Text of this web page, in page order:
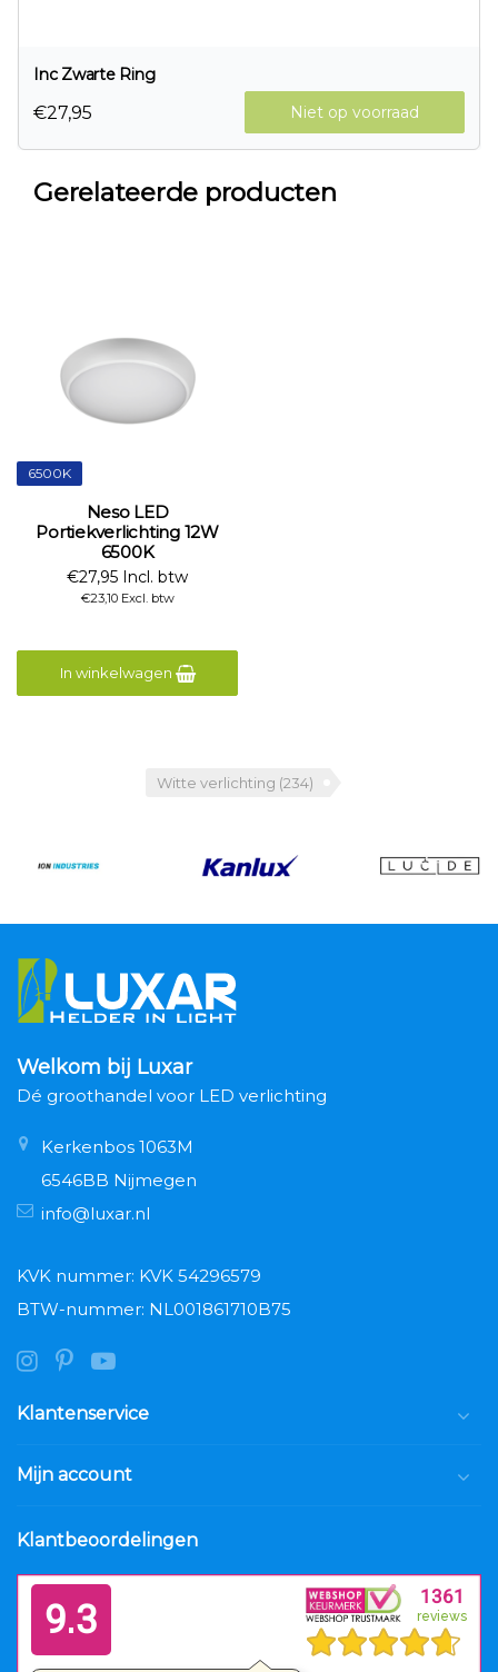
Inc Zwarte Ring
Niet op voorraad
€27,95
Gerelateerde producten
6500K
Neso LED
Portiekverlichting 12W
6500K
€27,95 Incl. btw
€23,10 Excl. btw
In winkelwagen
Witte verlichting (234)
Welkom bij Luxar
Dé groothandel voor LED verlichting
Kerkenbos 1063M
6546BB Nijmegen
info@luxar.nl
KVK nummer: KVK 54296579
BTW-nummer: NL001861710B75
Klantenservice
Mijn account
Klantbeoordelingen